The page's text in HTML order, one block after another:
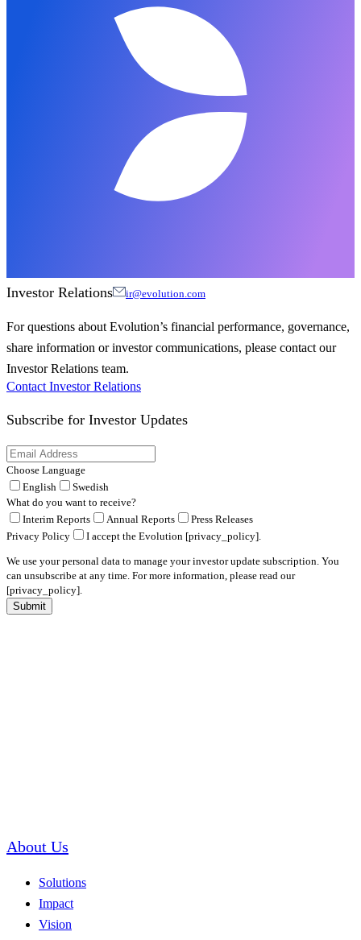
Investor Relations ir@evolution.com
For questions about Evolution’s financial performance, governance,
share information or investor communications, please contact our
Investor Relations team.
Contact Investor Relations
Subscribe for Investor Updates
Choose Language
English
Swedish
What do you want to receive?
Interim Reports
Annual Reports
Press Releases
Privacy Policy
I accept the Evolution [privacy_policy].
We use your personal data to manage your investor update subscription. You
can unsubscribe at any time. For more information, please read our
[privacy_policy].
Submit
About Us
Solutions
Impact
Vision